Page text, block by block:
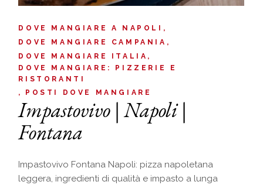
DOVE MANGIARE A NAPOLI
DOVE MANGIARE CAMPANIA
DOVE MANGIARE ITALIA
DOVE MANGIARE: PIZZERIE E
RISTORANTI
POSTI DOVE MANGIARE
Impastovivo | Napoli |
Fontana
Impastovivo Fontana Napoli: pizza napoletana
leggera, ingredienti di qualità e impasto a lunga